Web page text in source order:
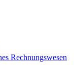
Rechnungswesen